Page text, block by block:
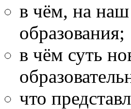
в чём, на наш
образования;
в чём суть
что